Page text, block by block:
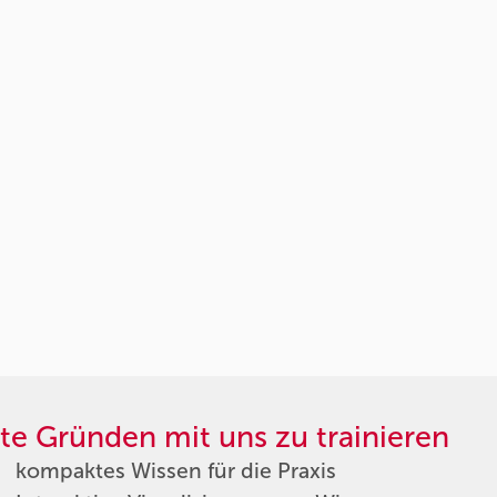
Gründen mit uns zu trainieren
kompaktes Wissen für die Praxis